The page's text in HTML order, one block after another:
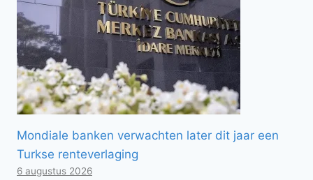
Mondiale banken verwachten later dit jaar een
Turkse renteverlaging
6 augustus 2026